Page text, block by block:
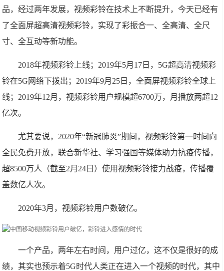
品，经过两年发展，视频彩铃在技术上不断提升，今天已经有
了全面屏超高清视频彩铃，实现了彩振合一、全高清、全尺
寸、全互动等新功能。
2018年视频彩铃上线；2019年5月17日，5G超高清视频彩
铃在5G网络下拨出；2019年9月25日，全面屏视频彩铃全球上
线；2019年12月，视频彩铃用户规模超6700万，月播放两超12
亿次。
尤其要说，2020年“新冠肺炎”期间，视频彩铃第一时间向
全民免费开放，联合新华社、学习强国等媒体助力抗疫传播，
超8500万人（截至2月24日）使用视频彩铃接力战疫，传播覆
盖数亿人次。
2020年3月，视频彩铃用户数破亿。
一个产品，两年左右时间，用户过亿，这不仅是很好的成
绩，其实也预示着5G时代人类正在进入一个视频的时代，其中